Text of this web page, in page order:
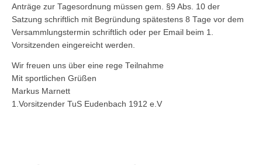
Anträge zur Tagesordnung müssen gem. §9 Abs. 10 der
Satzung schriftlich mit Begründung spätestens 8 Tage vor dem
Versammlungstermin schriftlich oder per Email beim 1.
Vorsitzenden eingereicht werden.
Wir freuen uns über eine rege Teilnahme
Mit sportlichen Grüßen
Markus Marnett
1.Vorsitzender TuS Eudenbach 1912 e.V